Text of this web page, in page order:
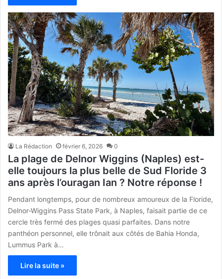
La Rédaction février 6, 2026 0
La plage de Delnor Wiggins (Naples) est-
elle toujours la plus belle de Sud Floride 3
ans après l’ouragan Ian ? Notre réponse !
Pendant longtemps, pour de nombreux amoureux de la Floride,
Delnor-Wiggins Pass State Park, à Naples, faisait partie de ce
cercle très fermé des plages quasi parfaites. Dans notre
panthéon personnel, elle trônait aux côtés de Bahia Honda,
Lummus Park à…
Lire la suite »